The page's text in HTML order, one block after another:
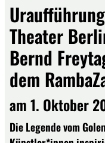
Theater
Bernd
dem
am 1. Oktober
Die Legende vom